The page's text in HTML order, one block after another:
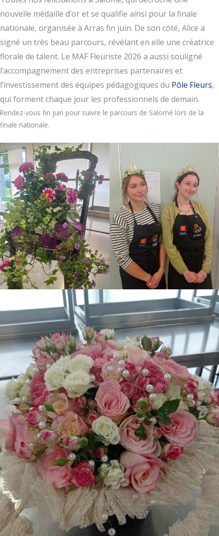
nouvelle médaille d’or et se qualifie ainsi pour la finale
nationale, organisée à Arras fin juin. De son côté, Alice a
signé un très beau parcours, révélant en elle une créatrice
florale de talent. Le MAF Fleuriste 2026 a aussi souligné
l’accompagnement des entreprises partenaires et
l’investissement des équipes pédagogiques du Pôle Fleurs,
qui forment chaque jour les professionnels de demain.
Rendez-vous fin juin pour suivre le parcours de Salomé lors de la
finale nationale.